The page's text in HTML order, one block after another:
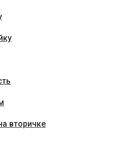
вторичке